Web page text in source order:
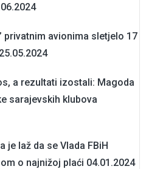
privatnim avionima sletjelo 17
25.05.2024
a rezultati izostali: Magoda
sarajevskih klubova
je laž da se Vlada FBiH
o najnižoj plaći 04.01.2024